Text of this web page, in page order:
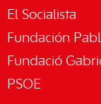
El Socialista
Fundación
Fundació
PSOE